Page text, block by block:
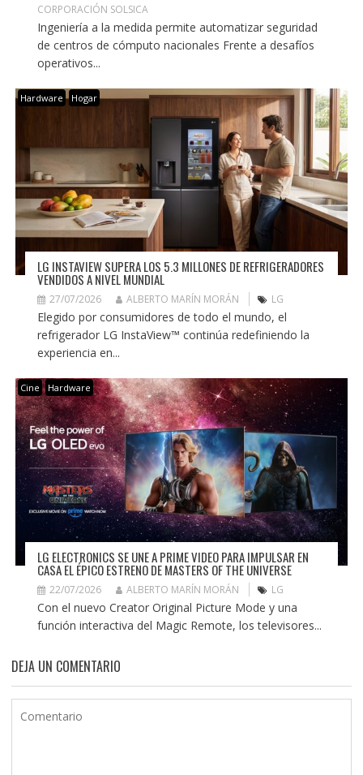
CORPORACIÓN SOLSICA
Ingeniería a la medida permite automatizar seguridad
de centros de cómputo nacionales Frente a desafíos
operativos...
Hardware Hogar
LG INSTAVIEW SUPERA LOS 5.3 MILLONES DE REFRIGERADORES
VENDIDOS A NIVEL MUNDIAL
27/07/2026 ALBERTO MARÍN MORÁN LG
Elegido por consumidores de todo el mundo, el
refrigerador LG InstaView™ continúa redefiniendo la
experiencia en...
Cine Hardware
LG ELECTRONICS SE UNE A PRIME VIDEO PARA IMPULSAR EN
CASA EL ÉPICO ESTRENO DE MASTERS OF THE UNIVERSE
22/07/2026 ALBERTO MARÍN MORÁN LG
Con el nuevo Creator Original Picture Mode y una
función interactiva del Magic Remote, los televisores...
DEJA UN COMENTARIO